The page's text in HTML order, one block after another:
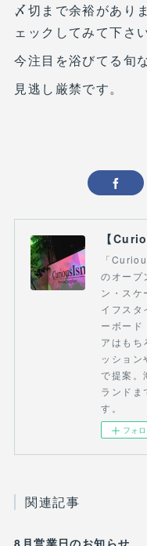
〆切まで余裕があり
ェックしてみて下さ
今注目を浴びてる旬
見逃し厳禁です。
「
のオープ
ン・スケ
イフスタ
ーボード
アはもち
ッション
で提案。
ランドま
す。
フォ
関連記事